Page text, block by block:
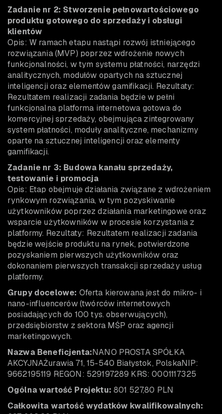
Zadanie nr 2: Stworzenie pełnowartościowego
produktu gotowego do sprzedaży i obsługi
klientów
Opis: W ramach etapu nastąpi rozwój istniejącego
rozwiązania (MVP) poprzez wdrożenie nowych
funkcjonalności, w tym systemu płatności, narzędzi
analitycznych, modułów opartych na sztucznej
inteligencji oraz elementów gamifikacji. Rezultaty:
Rezultatem realizacji zadania będzie w pełni
funkcjonalna platforma internetowa gotowa do
komercyjnej sprzedaży, obejmująca zintegrowany
system płatności, moduły analityczne, mechanizmy
oparte na sztucznej inteligencji oraz elementy
gamifikacji.
Zadanie nr 3: Budowa kanału sprzedaży,
testowanie i promocja
Opis: Etap obejmuje działania związane z wdrożeniem
rynkowym rozwiązania, w tym pozyskiwanie
użytkowników poprzez działania marketingowe oraz
wsparcie użytkowników w procesie korzystania z
platformy. Rezultaty: Rezultatem realizacji zadania
będzie wejście produktu na rynek, potwierdzone
pozyskaniem pierwszych użytkowników oraz
dokonaniem pierwszych transakcji sprzedaży usług
platformy.
Grupy docelowe: Oferta kierowana jest do mikro- i
nano-influencerów (twórców internetowych
posiadających do 100 tys. obserwujących),
przedsiębiorstw z sektora MŚP oraz agencji
marketingowych.
Nazwa Beneficjenta:NANO PROSTA SPÓŁKA
AKCYJNAŻurawia 71, 15-540 Białystok, PolskaNIP:
9662195119 REGON: 529197289 KRS: 0001117325
Ogólna wartość Projektu: 801 527,80 PLN
Całkowita wartość wydatków kwalifikowalnych: